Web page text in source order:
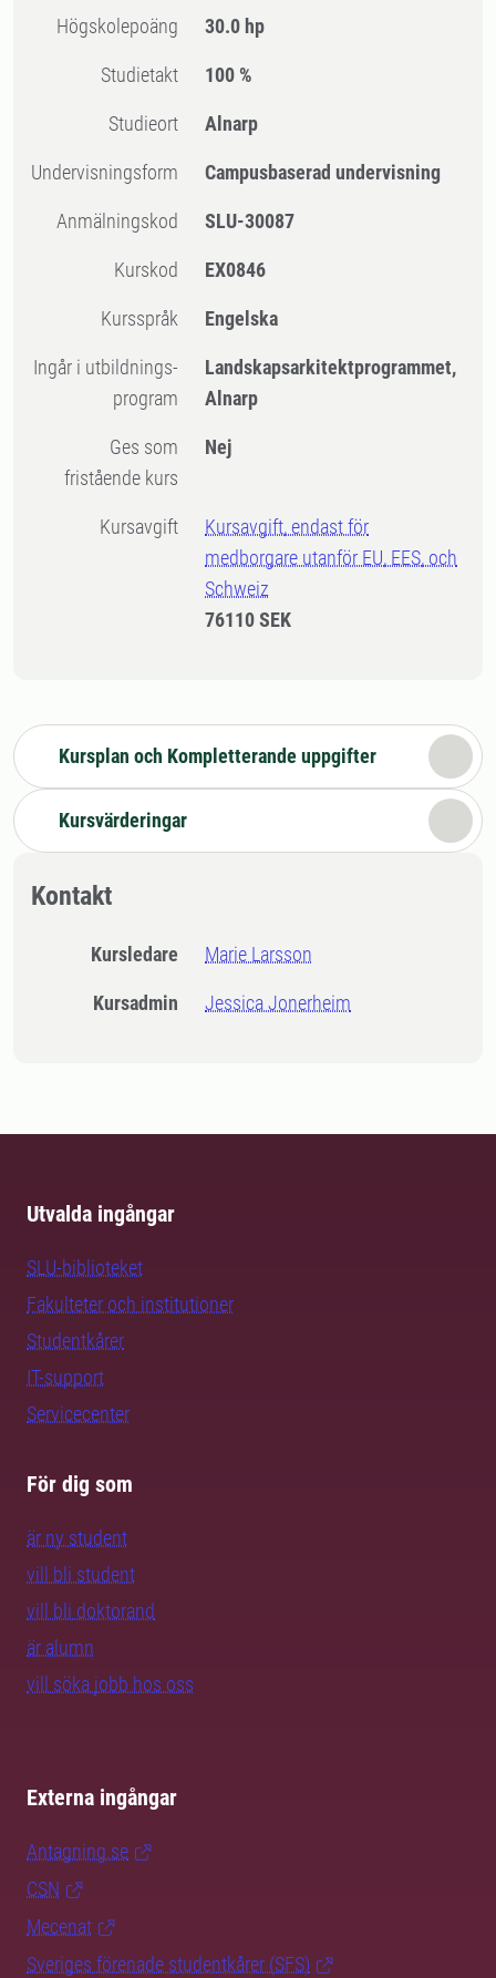
högskolepoäng 30.0 hp
Studietakt 100 %
Studieort Alnarp
Undervisningsform Campusbaserad undervisning
Anmälningskod SLU-30087
Kurskod EX0846
Kursspråk Engelska
Ingår i utbildnings-
program
Landskapsarkitektprogrammet,
Alnarp
Ges som
fristående kurs
Nej
Kursavgift
Kursavgift, endast för
medborgare utanför EU, EES, och
Schweiz
76110 SEK
Kursplan och Kompletterande uppgifter
Kursvärderingar
Kontakt
Kursledare Marie Larsson
Kursadmin Jessica Jonerheim
Utvalda ingångar
SLU-biblioteket
Fakulteter och institutioner
Studentkårer
IT-support
Servicecenter
För dig som
är ny student
vill bli student
vill bli doktorand
är alumn
vill söka jobb hos oss
Externa ingångar
Antagning.se
CSN
Mecenat
Sveriges förenade studentkårer (SFS)